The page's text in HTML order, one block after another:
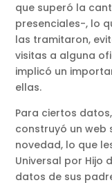
que superó la
presenciales-, lo
las tramitaron,
visitas a alguna
implicó un
ellas.
Para ciertos
construyó un web
novedad, lo que
Universal por Hijo
datos de sus